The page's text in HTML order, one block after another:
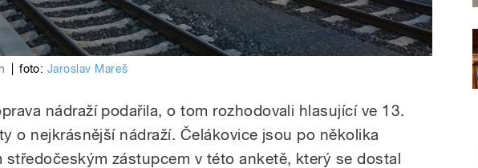
foto: Jaroslav Mareš
nádraží podařila, o tom rozhodovali hlasující ve 13.
o nejkrásnější nádraží. Čelákovice jsou po několika
středočeským zástupcem v této anketě, který se dostal